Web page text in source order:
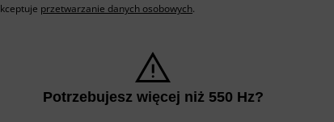
przetwarzanie danych osobowych.
Potrzebujesz więcej niż 550 Hz?